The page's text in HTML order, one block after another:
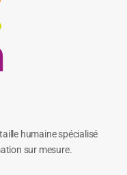
humaine spécialisé
sur mesure.